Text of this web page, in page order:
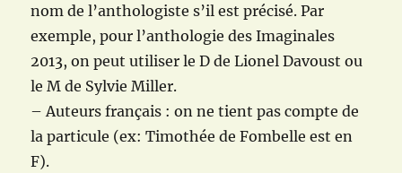
nom de l’anthologiste s’il est précisé. Par
exemple, pour l’anthologie des Imaginales
2013, on peut utiliser le D de Lionel Davoust ou
le M de Sylvie Miller.
– Auteurs français : on ne tient pas compte de
la particule (ex: Timothée de Fombelle est en
F).